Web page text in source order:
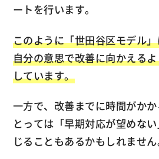
ートを行います。
このように「世田谷区モデル
自分の意思で改善に向かえる
しています。
一方で、改善までに時間がか
とっては「早期対応が望めな
じることもあるかもしれません